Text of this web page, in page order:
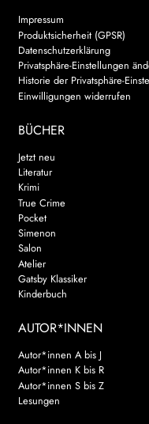
Impressum
Produktsicherheit (GPSR)
Datenschutzerklärung
Privatsphäre-Einstellungen
Historie der Privatsphäre-
Einwilligungen widerrufen
BÜCHER
Jetzt neu
Literatur
Krimi
True Crime
Pocket
Simenon
Salon
Atelier
Gatsby Klassiker
Kinderbuch
AUTOR*INNEN
Autor*innen A bis J
Autor*innen K bis R
Autor*innen S bis Z
Lesungen